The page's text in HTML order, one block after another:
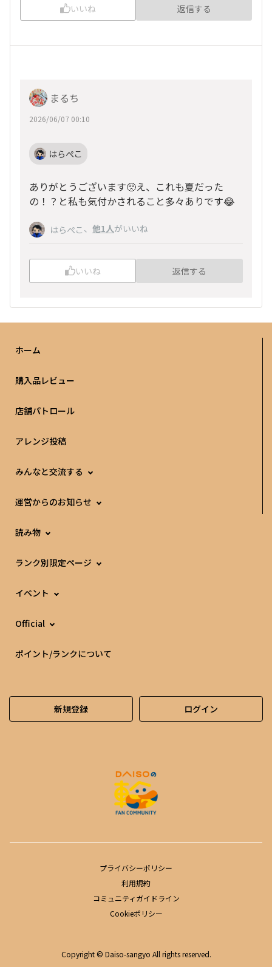
いいね 返信する
まるち
2026/06/07 00:10
はらぺこ
ありがとうございます🥺え、これも夏だった
の！？と私も気付かされること多々ありです😂
はらぺこ 、 他1人がいいね
いいね 返信する
ホーム
購入品レビュー
店舗パトロール
アレンジ投稿
みんなと交流する
運営からのお知らせ
読み物
ランク別限定ページ
イベント
Official
ポイント/ランクについて
新規登録 ログイン
プライバシーポリシー
利用規約
コミュニティガイドライン
Cookieポリシー
Copyright © Daiso-sangyo All rights reserved.